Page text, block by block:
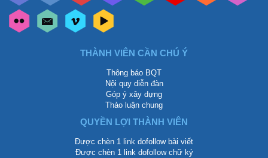
THÀNH VIÊN CẦN CHÚ Ý
Thông báo BQT
Nội quy diễn đàn
Góp ý xây dựng
Thảo luận chung
QUYỀN LỢI THÀNH VIÊN
Được chèn 1 link dofollow bài viết
Được chèn 1 link dofollow chữ ký